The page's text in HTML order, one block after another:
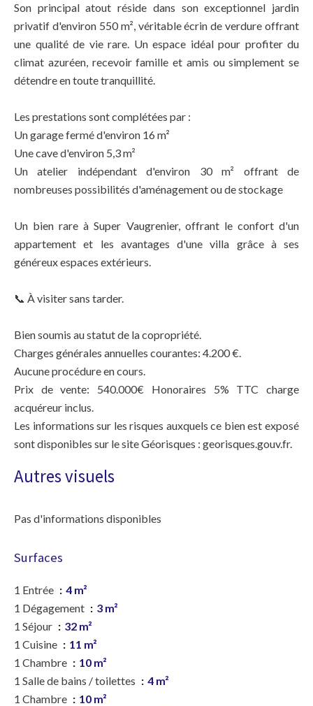
Son principal atout réside dans son exceptionnel jardin
privatif d'environ 550 m², véritable écrin de verdure offrant
une qualité de vie rare. Un espace idéal pour profiter du
climat azuréen, recevoir famille et amis ou simplement se
détendre en toute tranquillité.
Les prestations sont complétées par :
Un garage fermé d'environ 16 m²
Une cave d'environ 5,3 m²
Un atelier indépendant d'environ 30 m² offrant de
nombreuses possibilités d'aménagement ou de stockage
Un bien rare à Super Vaugrenier, offrant le confort d'un
appartement et les avantages d'une villa grâce à ses
généreux espaces extérieurs.
📞 À visiter sans tarder.
Bien soumis au statut de la copropriété.
Charges générales annuelles courantes: 4.200 €.
Aucune procédure en cours.
Prix de vente: 540.000€ Honoraires 5% TTC charge
acquéreur inclus.
Les informations sur les risques auxquels ce bien est exposé
sont disponibles sur le site Géorisques : georisques.gouv.fr.
Autres visuels
Pas d'informations disponibles
Surfaces
1 Entrée
4 m²
1 Dégagement
3 m²
1 Séjour
32 m²
1 Cuisine
11 m²
1 Chambre
10 m²
1 Salle de bains / toilettes
4 m²
1 Chambre
10 m²